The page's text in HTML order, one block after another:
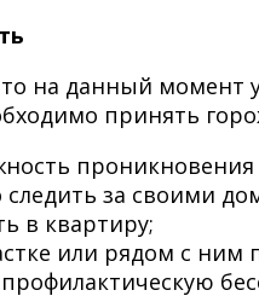
на данный момент
принять
следить за своими
в квартиру;
или рядом с